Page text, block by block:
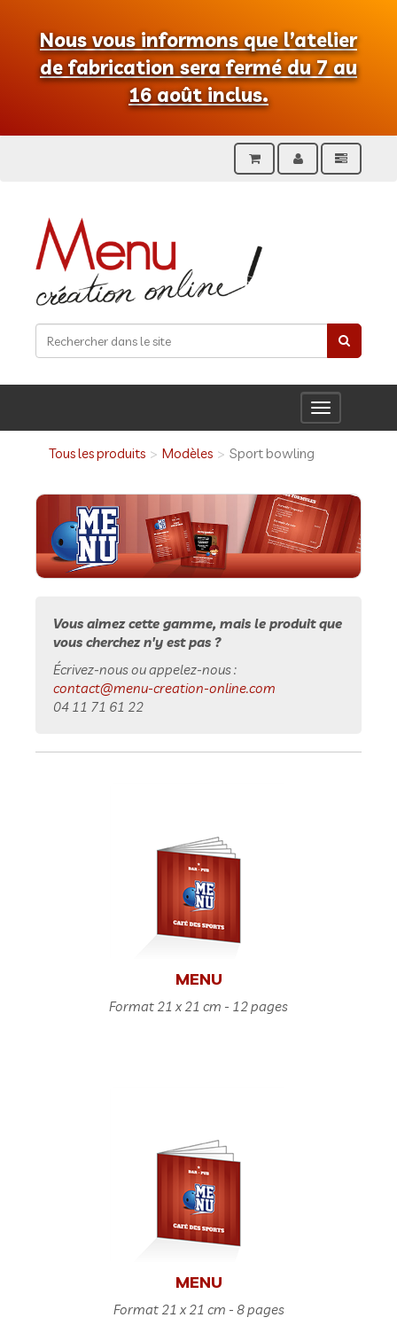
Nous vous informons que l’atelier
de fabrication sera fermé du 7 au
16 août inclus.
Toggle
navigation
Tous les produits
Modèles Sport bowling
Vous aimez cette gamme, mais le produit que
vous cherchez n'y est pas ?
Écrivez-nous ou appelez-nous :
contact@menu-creation-online.com
04 11 71 61 22
MENU
Format 21 x 21 cm - 12 pages
MENU
Format 21 x 21 cm - 8 pages